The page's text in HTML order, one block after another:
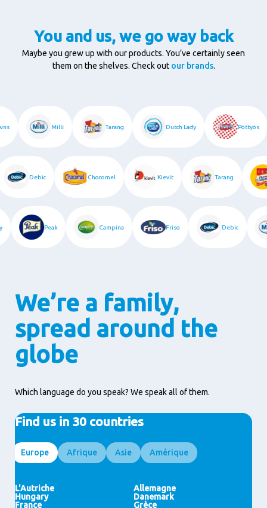
You and us, we go way back
Maybe you grew up with our products. You’ve certainly seen
them on the shelves. Check out our brands.
Milli Tarang Dutch Lady Pöttyös
Debic Chocomel Kievit Tarang
Peak Campina Friso Debic
We’re a family,
spread around the
globe
Which language do you speak? We speak all of them.
Find us in 30 countries
Europe Afrique Asie Amérique
L'Autriche
Allemagne
Hungary
Danemark
France
Grèce
Nigeria
Japon
Thaïlande
Pakistan
Philippines
Viet Nam
Chine